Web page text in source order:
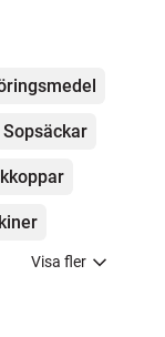
Sopsäckar
Visa fler